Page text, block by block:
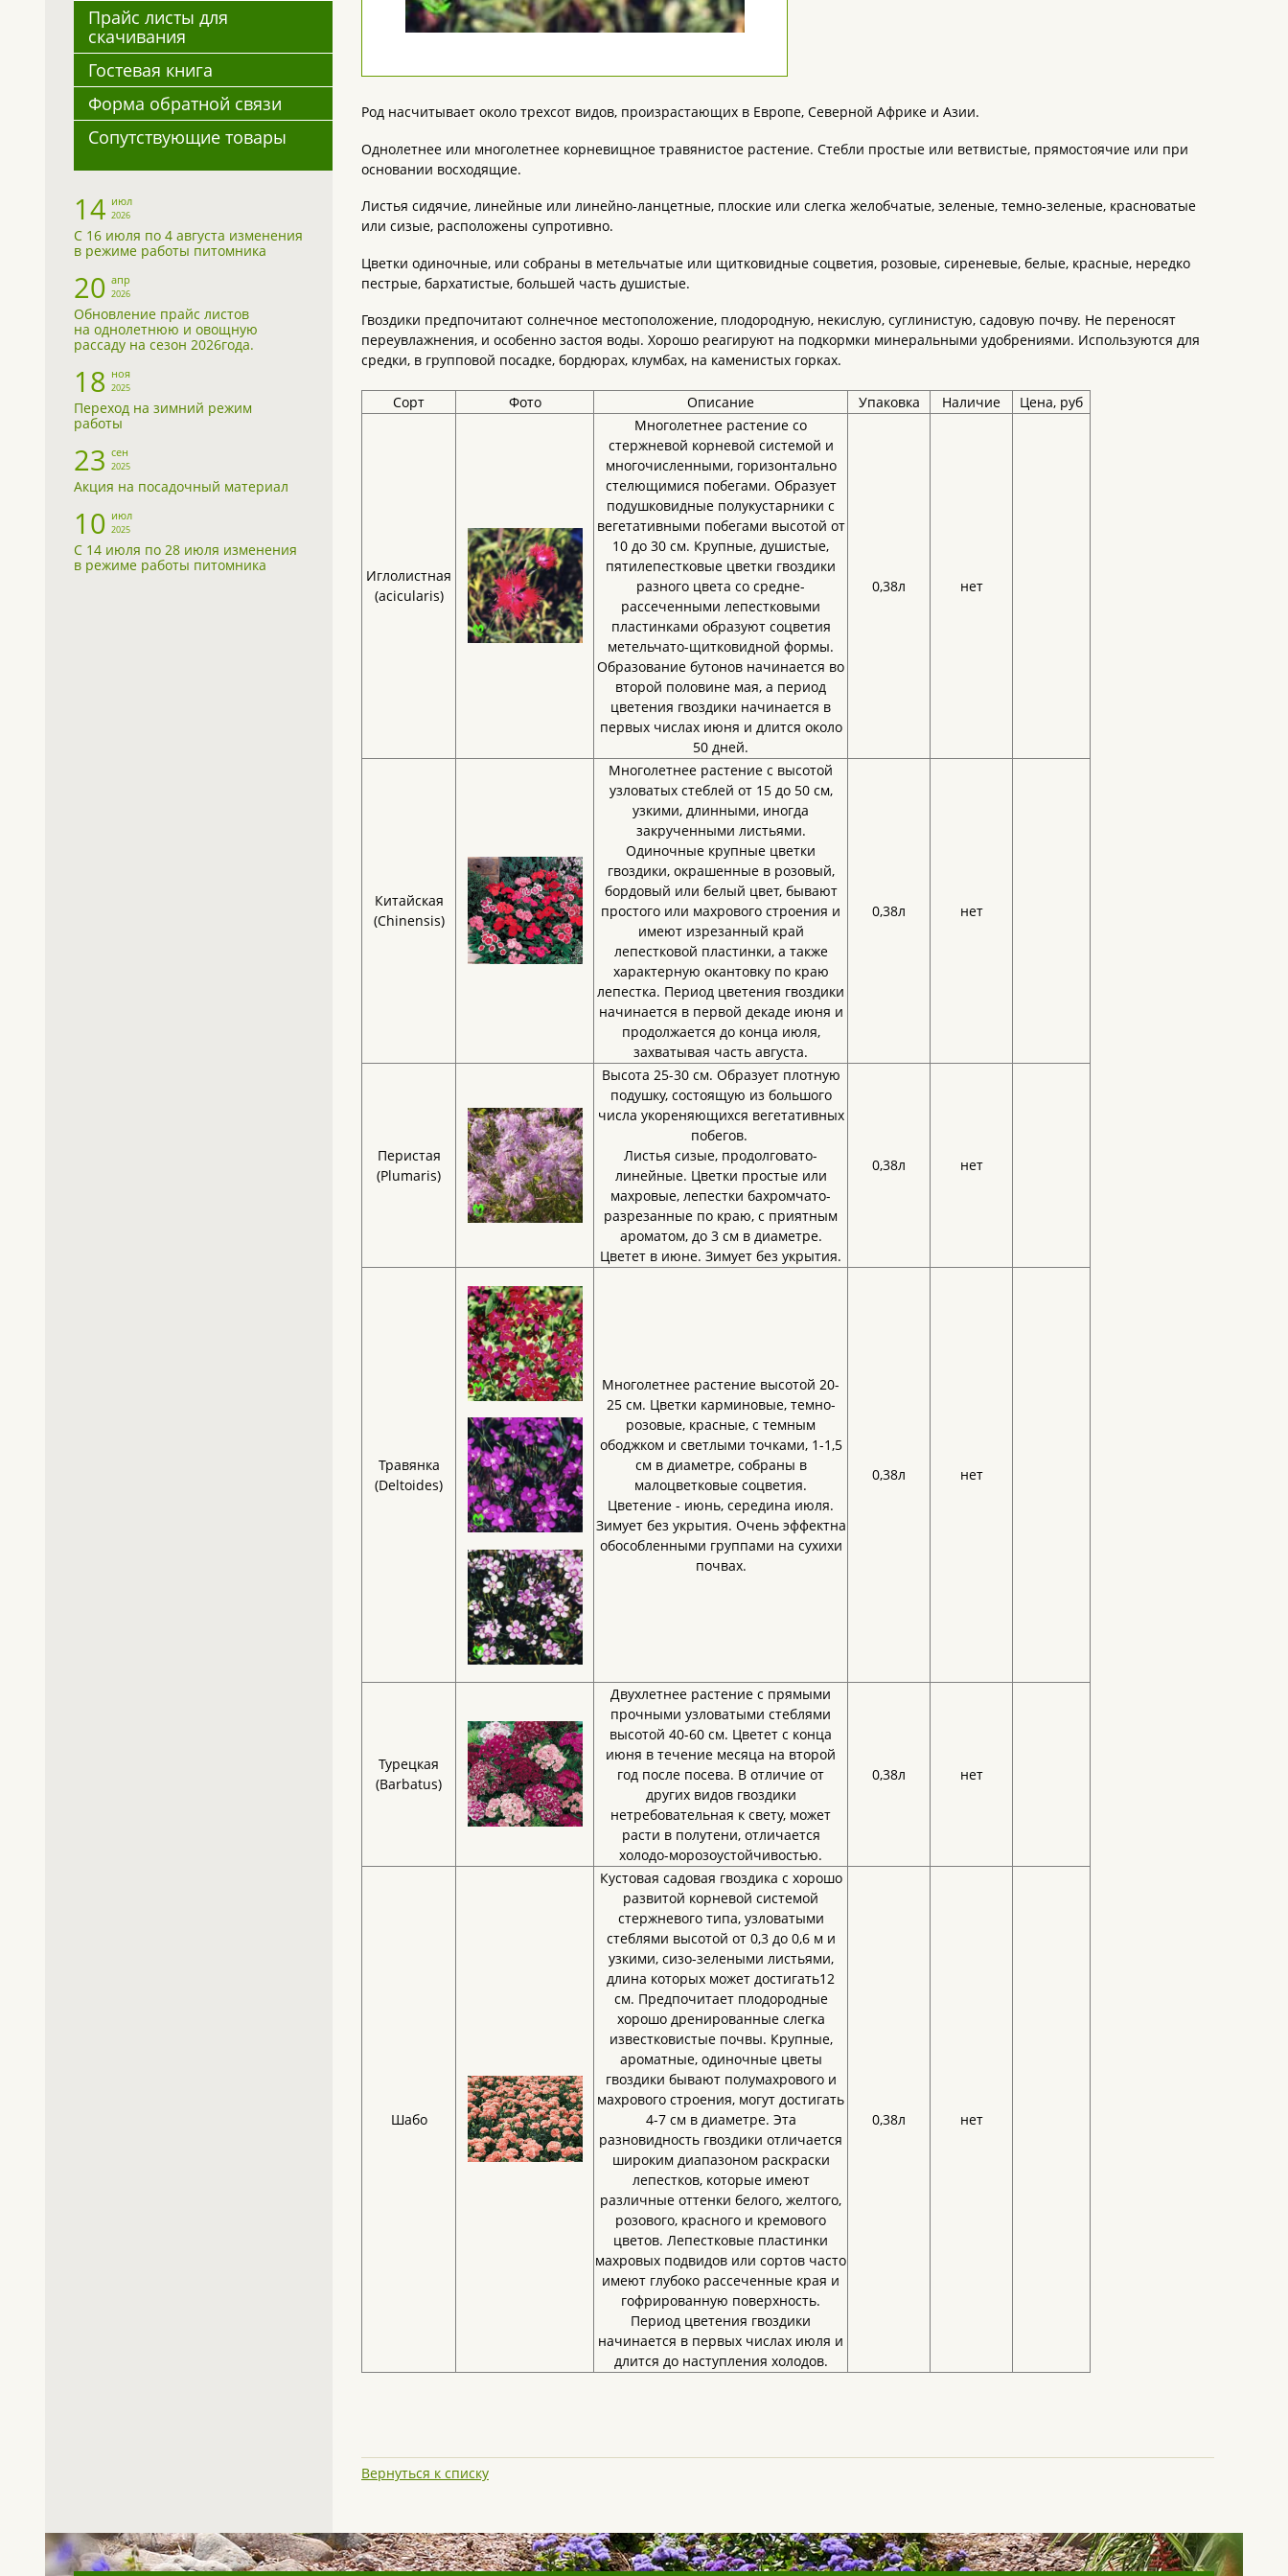
Прайс листы для
скачивания
Гостевая книга
Форма обратной связи
Сопутствующие товары
14 июл
2026
С 16 июля по 4 августа изменения
в режиме работы питомника
20 апр
2026
Обновление прайс листов
на однолетнюю и овощную
рассаду на сезон 2026года.
18 ноя
2025
Переход на зимний режим
работы
23 сен
2025
Акция на посадочный материал
10 июл
2025
С 14 июля по 28 июля изменения
в режиме работы питомника
Род насчитывает около трехсот видов, произрастающих в Европе, Северной Африке и Азии.
Однолетнее или многолетнее корневищное травянистое растение. Стебли простые или ветвистые, прямостоячие или при
основании восходящие.
Листья сидячие, линейные или линейно-ланцетные, плоские или слегка желобчатые, зеленые, темно-зеленые, красноватые
или сизые, расположены супротивно.
Цветки одиночные, или собраны в метельчатые или щитковидные соцветия, розовые, сиреневые, белые, красные, нередко
пестрые, бархатистые, большей часть душистые.
Гвоздики предпочитают солнечное местоположение, плодородную, некислую, суглинистую, садовую почву. Не переносят
переувлажнения, и особенно застоя воды. Хорошо реагируют на подкормки минеральными удобрениями. Используются для
средки, в групповой посадке, бордюрах, клумбах, на каменистых горках.
Сорт Фото Описание Упаковка Наличие Цена, руб
Иглолистная
(acicularis)
Многолетнее растение со
стержневой корневой системой и
многочисленными, горизонтально
стелющимися побегами. Образует
подушковидные полукустарники с
вегетативными побегами высотой от
10 до 30 см. Крупные, душистые,
пятилепестковые цветки гвоздики
разного цвета со средне-
рассеченными лепестковыми
пластинками образуют соцветия
метельчато-щитковидной формы.
Образование бутонов начинается во
второй половине мая, а период
цветения гвоздики начинается в
первых числах июня и длится около
50 дней.
0,38л нет
Китайская
(Chinensis)
Многолетнее растение с высотой
узловатых стеблей от 15 до 50 см,
узкими, длинными, иногда
закрученными листьями.
Одиночные крупные цветки
гвоздики, окрашенные в розовый,
бордовый или белый цвет, бывают
простого или махрового строения и
имеют изрезанный край
лепестковой пластинки, а также
характерную окантовку по краю
лепестка. Период цветения гвоздики
начинается в первой декаде июня и
продолжается до конца июля,
захватывая часть августа.
0,38л нет
Перистая
(Plumaris)
Высота 25-30 см. Образует плотную
подушку, состоящую из большого
числа укореняющихся вегетативных
побегов.
Листья сизые, продолговато-
линейные. Цветки простые или
махровые, лепестки бахромчато-
разрезанные по краю, с приятным
ароматом, до 3 см в диаметре.
Цветет в июне. Зимует без укрытия.
0,38л нет
Травянка
(Deltoides)
Многолетнее растение высотой 20-
25 см. Цветки карминовые, темно-
розовые, красные, с темным
ободжком и светлыми точками, 1-1,5
см в диаметре, собраны в
малоцветковые соцветия.
Цветение - июнь, середина июля.
Зимует без укрытия. Очень эффектна
обособленными группами на сухихи
почвах.
0,38л нет
Турецкая
(Barbatus)
Двухлетнее растение с прямыми
прочными узловатыми стеблями
высотой 40-60 см. Цветет с конца
июня в течение месяца на второй
год после посева. В отличие от
других видов гвоздики
нетребовательная к свету, может
расти в полутени, отличается
холодо-морозоустойчивостью.
0,38л нет
Шабо
Кустовая садовая гвоздика с хорошо
развитой корневой системой
стержневого типа, узловатыми
стеблями высотой от 0,3 до 0,6 м и
узкими, сизо-зелеными листьями,
длина которых может достигать12
см. Предпочитает плодородные
хорошо дренированные слегка
известковистые почвы. Крупные,
ароматные, одиночные цветы
гвоздики бывают полумахрового и
махрового строения, могут достигать
4-7 см в диаметре. Эта
разновидность гвоздики отличается
широким диапазоном раскраски
лепестков, которые имеют
различные оттенки белого, желтого,
розового, красного и кремового
цветов. Лепестковые пластинки
махровых подвидов или сортов часто
имеют глубоко рассеченные края и
гофрированную поверхность.
Период цветения гвоздики
начинается в первых числах июля и
длится до наступления холодов.
0,38л нет
Вернуться к списку